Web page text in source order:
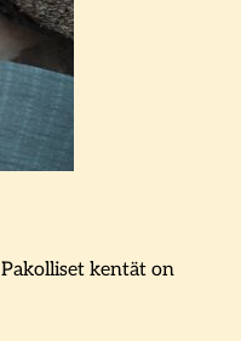
Pakolliset kentät on